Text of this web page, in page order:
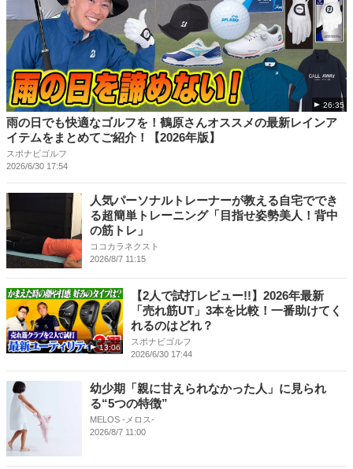
26:35
雨の日でも快適なゴルフを！鶴原さんオススメの最新レインア
イテムをまとめてご紹介！【2026年版】
スポナビゴルフ
2026/6/30 17:54
人気パーソナルトレーナーが教える自宅ででき
る超簡単トレーニング「目指せ姿勢美人！背中
の筋トレ」
ココカラネクスト
2026/8/7 11:15
13:06
【2人で試打レビュー!!】2026年最新
「売れ筋UT」3本を比較！一番助けてく
れるのはどれ？
スポナビゴルフ
2026/6/30 17:44
幼少期「親に甘えられなかった人」に見られ
る“5つの特徴”
MELOS -メロス-
2026/8/7 11:00